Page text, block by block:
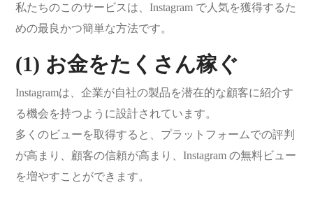
私たちのこのサービスは、Instagram で人気を獲得するた
めの最良かつ簡単な方法です。
(1) お金をたくさん稼ぐ
Instagramは、企業が自社の製品を潜在的な顧客に紹介す
る機会を持つように設計されています。
多くのビューを取得すると、プラットフォームでの評判
が高まり、顧客の信頼が高まり、Instagram の無料ビュー
を増やすことができます。